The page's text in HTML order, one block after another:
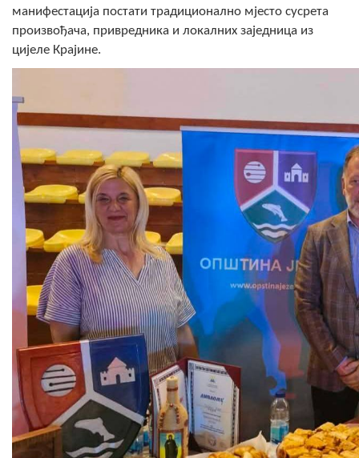
манифестација постати традиционално мјесто сусрета
произвођача, привредника и локалних заједница из
цијеле Крајине.